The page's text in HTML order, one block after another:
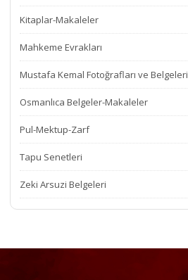
Kitaplar-Makaleler
Mahkeme Evrakları
Mustafa Kemal Fotoğrafları ve Belgeleri
Osmanlıca Belgeler-Makaleler
Pul-Mektup-Zarf
Tapu Senetleri
Zeki Arsuzi Belgeleri